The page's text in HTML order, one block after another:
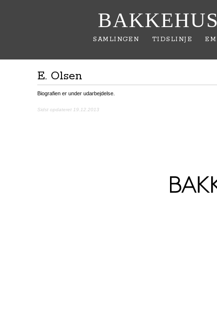
SAMLINGEN TIDSLINJE
E. Olsen
Biografien er under udarbejdelse.
Sidst opdateret 19.12.2013